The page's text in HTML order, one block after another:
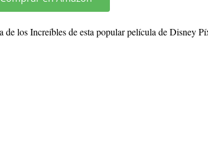
los Increíbles de esta popular película de Disney